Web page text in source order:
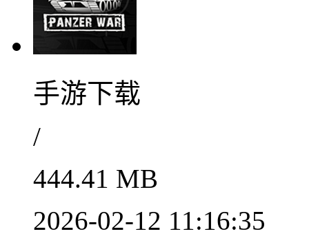
手游下载
/
444.41 MB
2026-02-12 11:16:35